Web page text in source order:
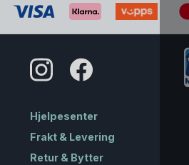
Hjelpesenter
Frakt & Levering
Retur & Bytter